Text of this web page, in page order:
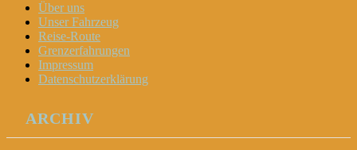
Über uns
Unser Fahrzeug
Reise-Route
Grenzerfahrungen
Impressum
Datenschutzerklärung
ARCHIV